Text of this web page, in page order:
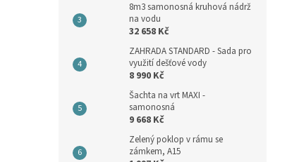
8m3 samonosná kruhová nádrž
na vodu
32 658 Kč
ZAHRADA STANDARD - Sada pro
využití dešťové vody
8 990 Kč
Šachta na vrt MAXI -
samonosná
9 668 Kč
Zelený poklop v rámu se
zámkem, A15